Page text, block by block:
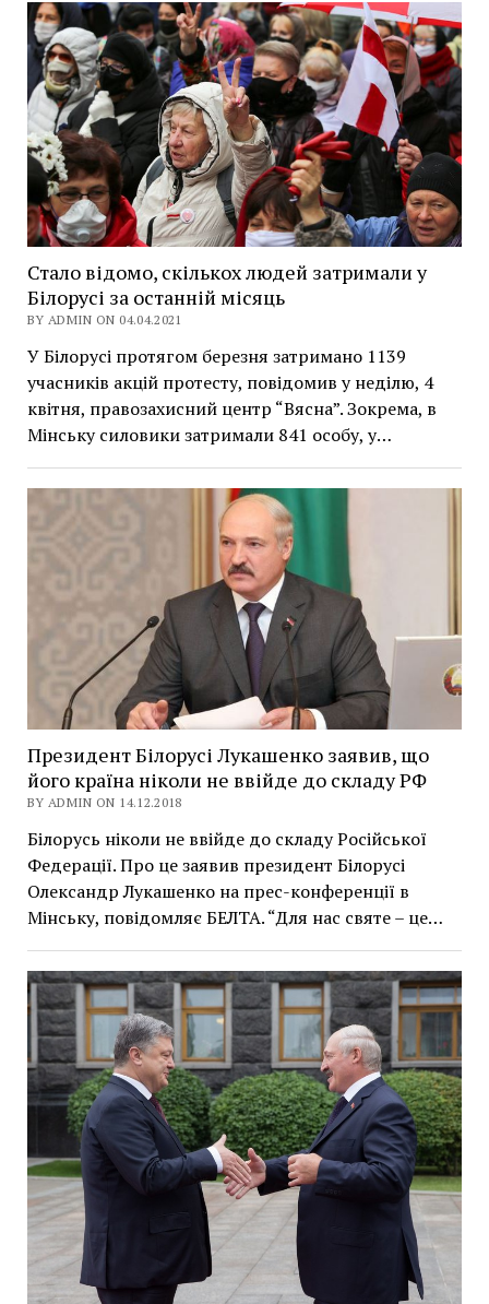
Стало відомо, скількох людей затримали у
Білорусі за останній місяць
BY ADMIN ON 04.04.2021
У Білорусі протягом березня затримано 1139
учасників акцій протесту, повідомив у неділю, 4
квітня, правозахисний центр “Вясна”. Зокрема, в
Мінську силовики затримали 841 особу, у…
Президент Білорусі Лукашенко заявив, що
його країна ніколи не ввійде до складу РФ
BY ADMIN ON 14.12.2018
Білорусь ніколи не ввійде до складу Російської
Федерації. Про це заявив президент Білорусі
Олександр Лукашенко на прес-конференції в
Мінську, повідомляє БЕЛТА. “Для нас святе – це…